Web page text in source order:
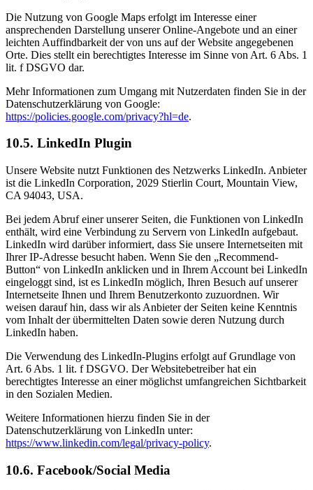
Die Nutzung von Google Maps erfolgt im Interesse einer
ansprechenden Darstellung unserer Online-Angebote und an einer
leichten Auffindbarkeit der von uns auf der Website angegebenen
Orte. Dies stellt ein berechtigtes Interesse im Sinne von Art. 6 Abs. 1
lit. f DSGVO dar.
Mehr Informationen zum Umgang mit Nutzerdaten finden Sie in der
Datenschutzerklärung von Google:
https://policies.google.com/privacy?hl=de.
10.5. LinkedIn Plugin
Unsere Website nutzt Funktionen des Netzwerks LinkedIn. Anbieter
ist die LinkedIn Corporation, 2029 Stierlin Court, Mountain View,
CA 94043, USA.
Bei jedem Abruf einer unserer Seiten, die Funktionen von LinkedIn
enthält, wird eine Verbindung zu Servern von LinkedIn aufgebaut.
LinkedIn wird darüber informiert, dass Sie unsere Internetseiten mit
Ihrer IP-Adresse besucht haben. Wenn Sie den „Recommend-
Button“ von LinkedIn anklicken und in Ihrem Account bei LinkedIn
eingeloggt sind, ist es LinkedIn möglich, Ihren Besuch auf unserer
Internetseite Ihnen und Ihrem Benutzerkonto zuzuordnen. Wir
weisen darauf hin, dass wir als Anbieter der Seiten keine Kenntnis
vom Inhalt der übermittelten Daten sowie deren Nutzung durch
LinkedIn haben.
Die Verwendung des LinkedIn-Plugins erfolgt auf Grundlage von
Art. 6 Abs. 1 lit. f DSGVO. Der Websitebetreiber hat ein
berechtigtes Interesse an einer möglichst umfangreichen Sichtbarkeit
in den Sozialen Medien.
Weitere Informationen hierzu finden Sie in der
Datenschutzerklärung von LinkedIn unter:
https://www.linkedin.com/legal/privacy-policy.
10.6. Facebook/Social Media